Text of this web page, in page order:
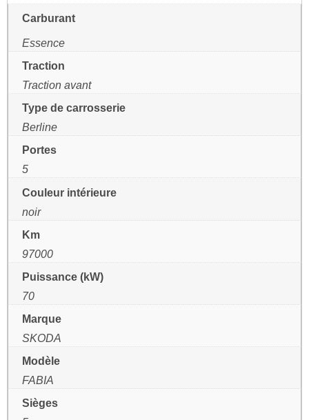
Carburant
Essence
Traction
Traction avant
Type de carrosserie
Berline
Portes
5
Couleur intérieure
noir
Km
97000
Puissance (kW)
70
Marque
SKODA
Modèle
FABIA
Sièges